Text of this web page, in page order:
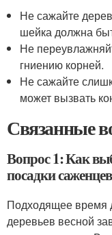
Не сажайте
шейка должна
Не
гниению корней.
Не сажайте
может вызвать
Связанные
Вопрос 1: Как
посадки
Подходящее время
деревьев весной